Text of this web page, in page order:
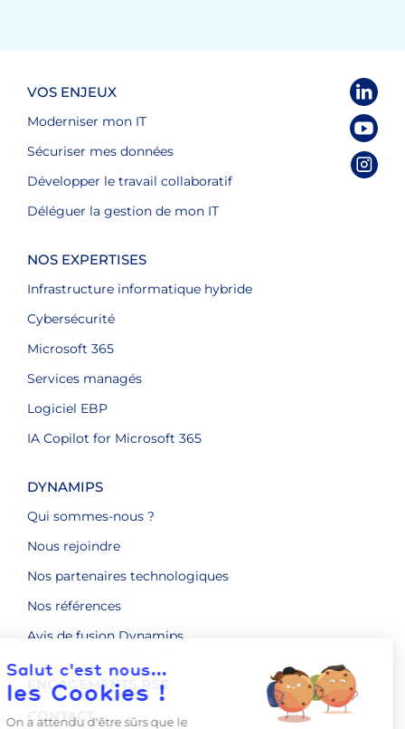
VOS ENJEUX
Moderniser mon IT
Sécuriser mes données
Développer le travail collaboratif
Déléguer la gestion de mon IT
NOS EXPERTISES
Infrastructure informatique hybride
Cybersécurité
Microsoft 365
Services managés
Logiciel EBP
IA Copilot for Microsoft 365
DYNAMIPS
Qui sommes-nous ?
Nous rejoindre
Nos partenaires technologiques
Nos références
Avis de fusion Dynamips
ENGAGEMENTS RSE
CONTACT